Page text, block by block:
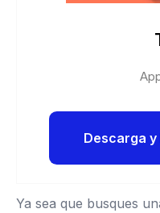
Descarga y
Ya sea que busques